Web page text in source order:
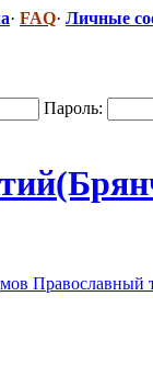
· FAQ· Личные
Пароль:
Православный